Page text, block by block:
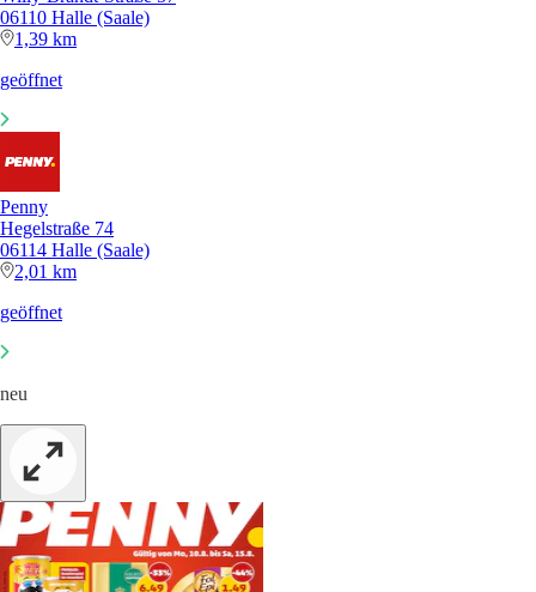
06110 Halle (Saale)
1,39 km
geöffnet
Penny
Hegelstraße 74
06114 Halle (Saale)
2,01 km
geöffnet
neu